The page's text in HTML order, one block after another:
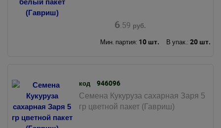
6.59 руб.
Мин. партия: 10 шт. В упак.: 20 шт.
код 946096
Семена Кукуруза сахарная Заря 5
гр цветной пакет (Гавриш)